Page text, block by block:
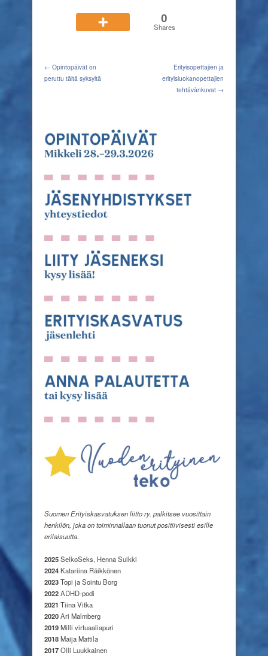
0
Shares
← Opintopäivät on
peruttu tältä syksyltä
Erityisopettajien ja
erityisluokanopettajien
tehtävänkuvat →
Suomen Erityiskasvatuksen liitto ry. palkitsee vuosittain
henkilön, joka on toiminnallaan tuonut positiivisesti esille
erilaisuutta.
2025SelkoSeks, Henna Suikki
2024 Katariina Räikkönen
2023Topi ja Sointu Borg
2022ADHD-podi
2021 Tiina Vitka
2020Ari Malmberg
2019Milli virtuaaliapuri
2018Maija Mattila
2017Olli Luukkainen